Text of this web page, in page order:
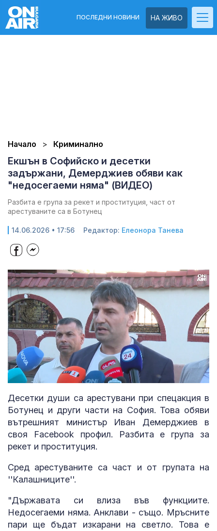
НА ЖИВО
ПОСЛЕДНИ НОВИНИ
Начало Криминално
Екшън в Софийско и десетки
задържани, Демерджиев обяви как
"недосегаеми няма" (ВИДЕО)
Разбита е група за рекет и проституция, част от
арестуваните са в Ботунец
14.06.2026 • 17:56 Редактор: Елеонора Танева
Unmute Loaded:
100.00%
Десетки души са арестувани при спецакция в
Ботунец и други части на София. Това обяви
вътрешният министър Иван Демерджиев в
своя Facebook профил. Разбита е група за
рекет и проституция.
Сред арестуваните са част и от групата на
''Калашниците''.
"Държавата си влиза във функциите.
Недосегаеми няма. Анклави - също. Мръсните
пари ще бъдат изкарани на светло. Това е